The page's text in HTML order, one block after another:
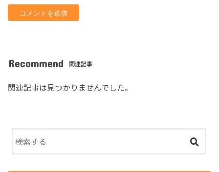
Recommend 関連記事
関連記事は見つかりませんでした。